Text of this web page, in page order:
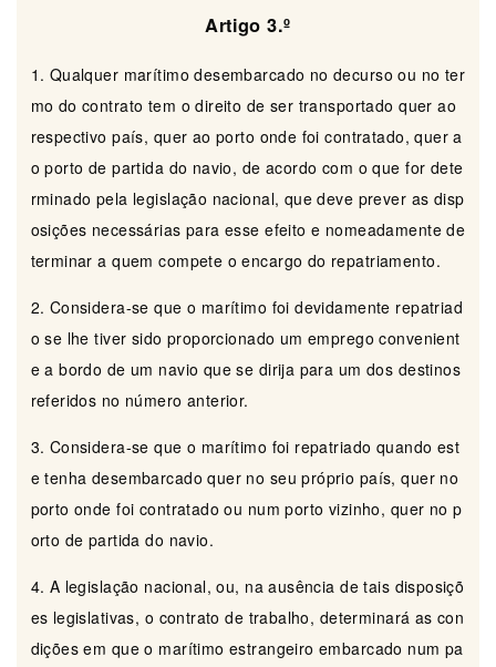
Artigo 3.º
1. Qualquer marítimo desembarcado no decurso ou no ter
mo do contrato tem o direito de ser transportado quer ao
respectivo país, quer ao porto onde foi contratado, quer a
o porto de partida do navio, de acordo com o que for dete
rminado pela legislação nacional, que deve prever as disp
osições necessárias para esse efeito e nomeadamente de
terminar a quem compete o encargo do repatriamento.
2. Considera-se que o marítimo foi devidamente repatriad
o se lhe tiver sido proporcionado um emprego convenient
e a bordo de um navio que se dirija para um dos destinos
referidos no número anterior.
3. Considera-se que o marítimo foi repatriado quando est
e tenha desembarcado quer no seu próprio país, quer no
porto onde foi contratado ou num porto vizinho, quer no p
orto de partida do navio.
4. A legislação nacional, ou, na ausência de tais disposiçõ
es legislativas, o contrato de trabalho, determinará as con
dições em que o marítimo estrangeiro embarcado num pa